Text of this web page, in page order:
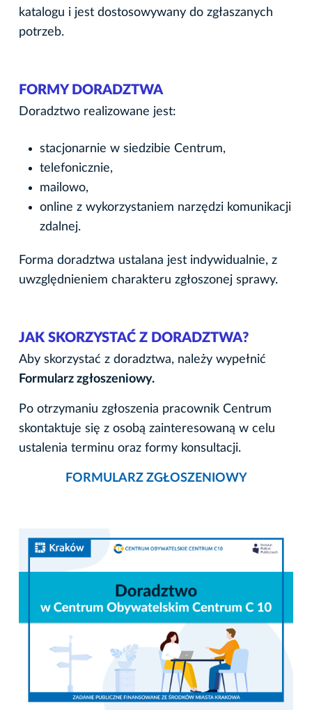
katalogu i jest dostosowywany do zgłaszanych
potrzeb.
FORMY DORADZTWA
Doradztwo realizowane jest:
stacjonarnie w siedzibie Centrum,
telefonicznie,
mailowo,
online z wykorzystaniem narzędzi komunikacji
zdalnej.
Forma doradztwa ustalana jest indywidualnie, z
uwzględnieniem charakteru zgłoszonej sprawy.
JAK SKORZYSTAĆ Z DORADZTWA?
Aby skorzystać z doradztwa, należy wypełnić
Formularz zgłoszeniowy.
Po otrzymaniu zgłoszenia pracownik Centrum
skontaktuje się z osobą zainteresowaną w celu
ustalenia terminu oraz formy konsultacji.
FORMULARZ ZGŁOSZENIOWY